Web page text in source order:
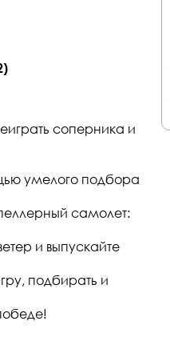
соперника и
умелого подбора
самолет:
и выпускайте
подбирать и